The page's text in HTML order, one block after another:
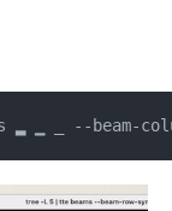
▂ ▁ _ --